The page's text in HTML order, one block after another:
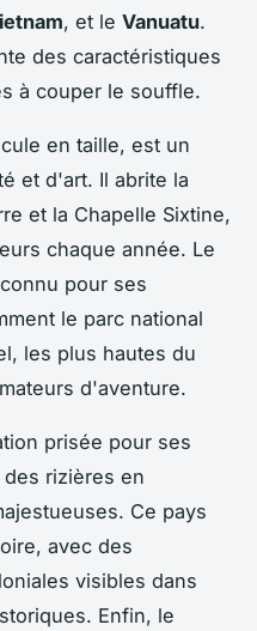
, et le Vanuatu.
des caractéristiques
à couper le souffle.
en taille, est un
et d'art. Il abrite la
et la Chapelle Sixtine,
chaque année. Le
pour ses
le parc national
les plus hautes du
d'aventure.
prisée pour ses
rizières en
Ce pays
avec des
visibles dans
Enfin, le